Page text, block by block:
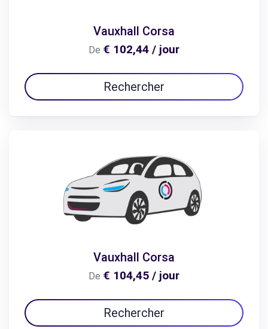
Vauxhall Corsa
De € 102,44 / jour
Rechercher
Vauxhall Corsa
De € 104,45 / jour
Rechercher